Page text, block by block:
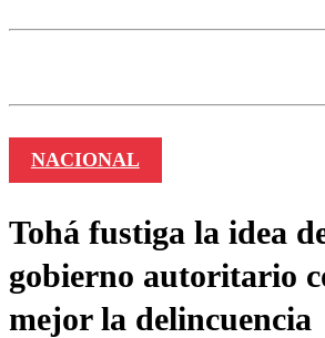
NACIONAL
Tohá fustiga la idea
gobierno autoritario
mejor la delincuencia